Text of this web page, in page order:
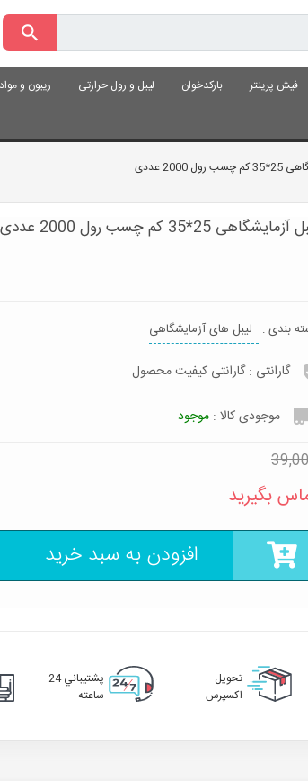
فیش پرینتر بارکدخوان لیبل و رول حرارتی ریبون و
2000 عددی
25*35 کم چسب رول 2000 عددی
بندی : لیبل های آزمایشگاهی
گارانتی :گارانتی کیفیت محصول
موجودی کالا : موجود
بگیرید
افزودن به سبد خرید
تحويل
اکسپرس
پشتيباني 24
ساعته